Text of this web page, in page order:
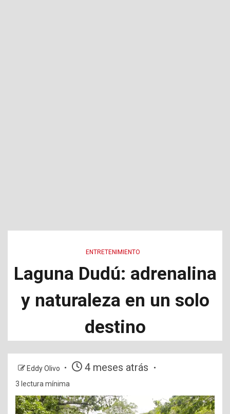
ENTRETENIMIENTO
Laguna Dudú: adrenalina
y naturaleza en un solo
destino
Eddy Olivo 4 meses atrás
3 lectura mínima